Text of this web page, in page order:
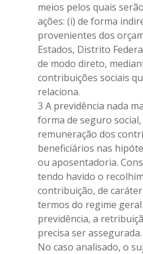
meios pelos quais
ações: (i) de forma
provenientes dos
Estados, Distrito
de modo direto,
contribuições sociais
relaciona.
3 A previdência nada
forma de seguro
remuneração dos
beneficiários nas
ou aposentadoria.
tendo havido o
contribuição, de
termos do regime
previdência, a
precisa ser assegurada.
No caso analisado, o